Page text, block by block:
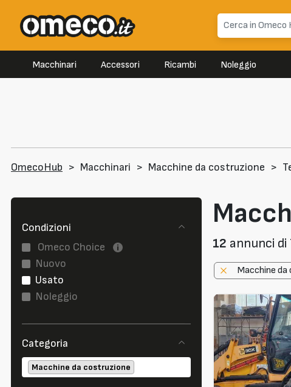
Macchinari Accessori Ricambi Noleggio
OmecoHub > Macchinari > Macchine da costruzione >
Condizioni
Omeco Choice
Nuovo
Usato
Noleggio
Categoria
Macchine da costruzione
12 annunci di
Macchine